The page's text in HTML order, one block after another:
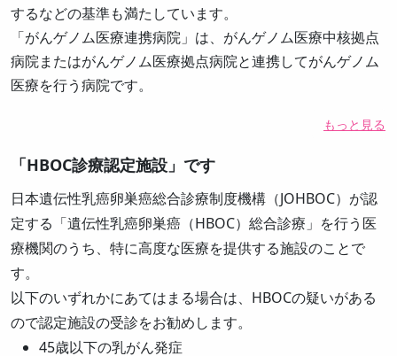
するなどの基準も満たしています。
「がんゲノム医療連携病院」は、がんゲノム医療中核拠点
病院またはがんゲノム医療拠点病院と連携してがんゲノム
医療を行う病院です。
もっと見る
「HBOC診療認定施設」です
日本遺伝性乳癌卵巣癌総合診療制度機構（JOHBOC）が認
定する「遺伝性乳癌卵巣癌（HBOC）総合診療」を行う医
療機関のうち、特に高度な医療を提供する施設のことで
す。
以下のいずれかにあてはまる場合は、HBOCの疑いがある
ので認定施設の受診をお勧めします。
45歳以下の乳がん発症